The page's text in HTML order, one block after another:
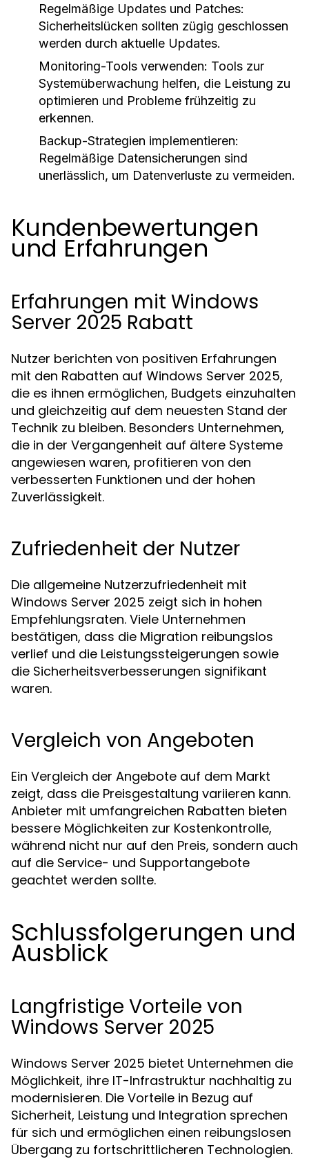
Regelmäßige Updates und Patches:
Sicherheitslücken sollten zügig geschlossen
werden durch aktuelle Updates.
Monitoring-Tools verwenden: Tools zur
Systemüberwachung helfen, die Leistung zu
optimieren und Probleme frühzeitig zu
erkennen.
Backup-Strategien implementieren:
Regelmäßige Datensicherungen sind
unerlässlich, um Datenverluste zu vermeiden.
Kundenbewertungen
und Erfahrungen
Erfahrungen mit Windows
Server 2025 Rabatt
Nutzer berichten von positiven Erfahrungen
mit den Rabatten auf Windows Server 2025,
die es ihnen ermöglichen, Budgets einzuhalten
und gleichzeitig auf dem neuesten Stand der
Technik zu bleiben. Besonders Unternehmen,
die in der Vergangenheit auf ältere Systeme
angewiesen waren, profitieren von den
verbesserten Funktionen und der hohen
Zuverlässigkeit.
Zufriedenheit der Nutzer
Die allgemeine Nutzerzufriedenheit mit
Windows Server 2025 zeigt sich in hohen
Empfehlungsraten. Viele Unternehmen
bestätigen, dass die Migration reibungslos
verlief und die Leistungssteigerungen sowie
die Sicherheitsverbesserungen signifikant
waren.
Vergleich von Angeboten
Ein Vergleich der Angebote auf dem Markt
zeigt, dass die Preisgestaltung variieren kann.
Anbieter mit umfangreichen Rabatten bieten
bessere Möglichkeiten zur Kostenkontrolle,
während nicht nur auf den Preis, sondern auch
auf die Service- und Supportangebote
geachtet werden sollte.
Schlussfolgerungen und
Ausblick
Langfristige Vorteile von
Windows Server 2025
Windows Server 2025 bietet Unternehmen die
Möglichkeit, ihre IT-Infrastruktur nachhaltig zu
modernisieren. Die Vorteile in Bezug auf
Sicherheit, Leistung und Integration sprechen
für sich und ermöglichen einen reibungslosen
Übergang zu fortschrittlicheren Technologien.